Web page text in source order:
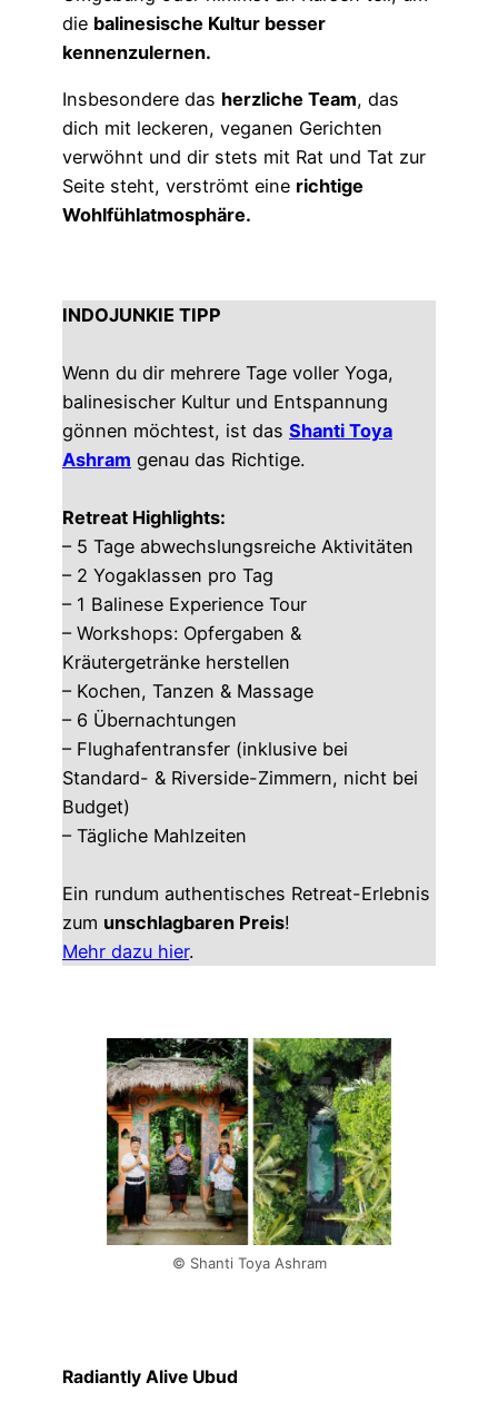
die balinesische Kultur besser
kennenzulernen.
Insbesondere das herzliche Team, das
dich mit leckeren, veganen Gerichten
verwöhnt und dir stets mit Rat und Tat zur
Seite steht, verströmt eine richtige
Wohlfühlatmosphäre.
INDOJUNKIE TIPP
Wenn du dir mehrere Tage voller Yoga,
balinesischer Kultur und Entspannung
gönnen möchtest, ist das Shanti Toya
Ashram genau das Richtige.
Retreat Highlights:
– 5 Tage abwechslungsreiche Aktivitäten
– 2 Yogaklassen pro Tag
– 1 Balinese Experience Tour
– Workshops: Opfergaben &
Kräutergetränke herstellen
– Kochen, Tanzen & Massage
– 6 Übernachtungen
– Flughafentransfer (inklusive bei
Standard- & Riverside-Zimmern, nicht bei
Budget)
– Tägliche Mahlzeiten
Ein rundum authentisches Retreat-Erlebnis
zum unschlagbaren Preis!
Mehr dazu hier.
© Shanti Toya Ashram
Radiantly Alive Ubud